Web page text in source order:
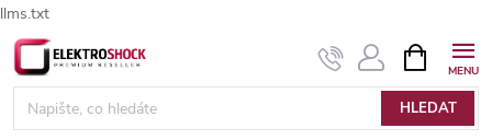
llms.txt
Přejít
na
obsah
HLEDAT
NÁKUPNÍ
KOŠÍK
Elektroshock.cz - Chat